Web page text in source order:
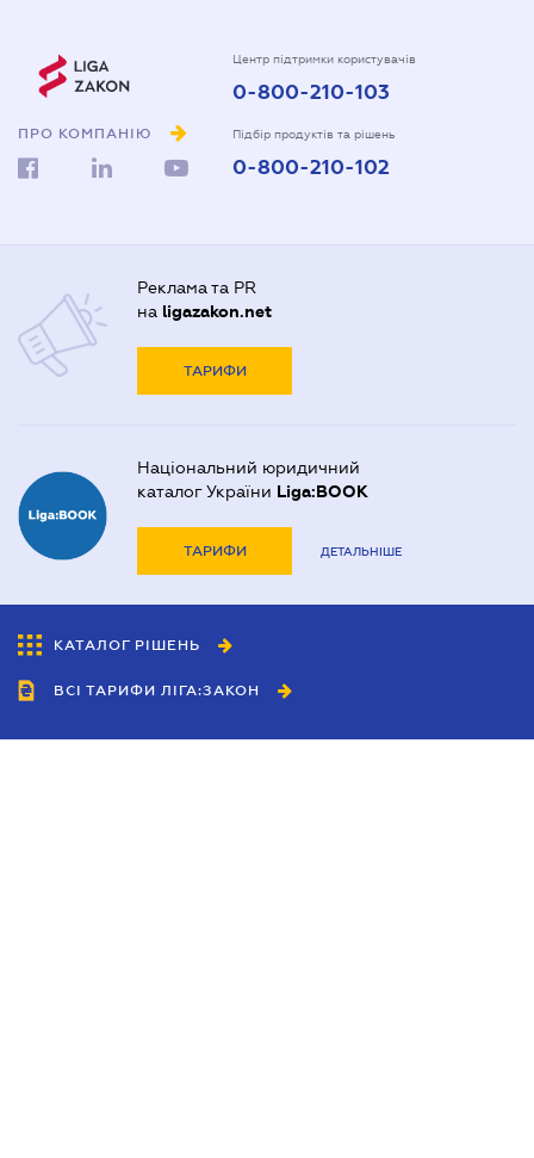
ПРО КОМПАНІЮ
Центр підтримки користувачів
0-800-210-103
Підбір продуктів та рішень
0-800-210-102
Реклама та PR
на ligazakon.net
ТАРИФИ
Національний юридичний
каталог України Liga:BOOK
ТАРИФИ ДЕТАЛЬНІШЕ
КАТАЛОГ РІШЕНЬ
ВСІ ТАРИФИ ЛІГА:ЗАКОН